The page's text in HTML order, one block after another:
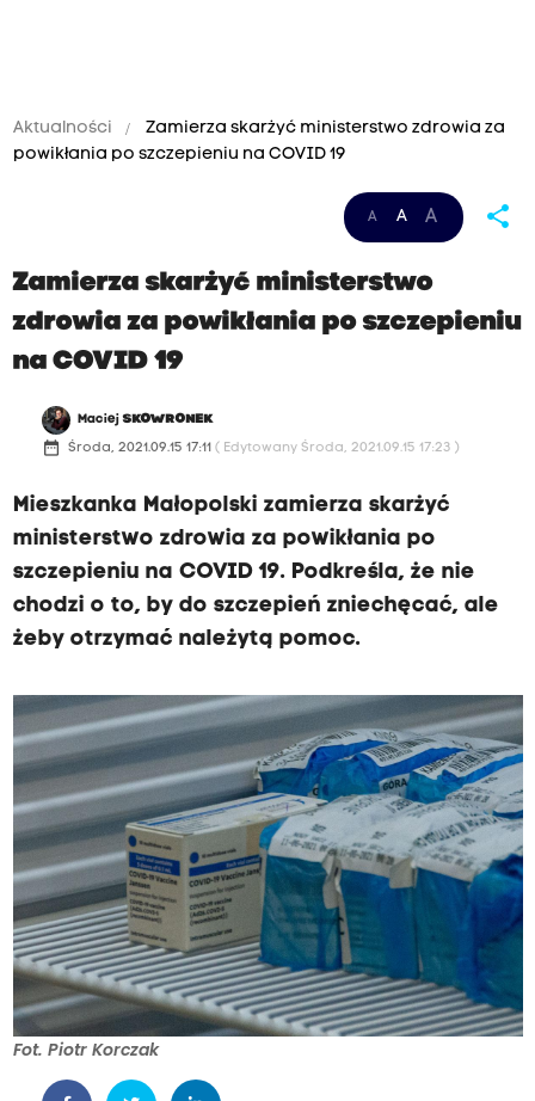
Aktualności
Zamierza skarżyć ministerstwo zdrowia za
powikłania po szczepieniu na COVID 19
A A A share
Zamierza skarżyć ministerstwo
zdrowia za powikłania po szczepieniu
na COVID 19
MaciejSKOWRONEK
date_range Środa, 2021.09.15 17:11 ( Edytowany Środa, 2021.09.15 17:23 )
Mieszkanka Małopolski zamierza skarżyć
ministerstwo zdrowia za powikłania po
szczepieniu na COVID 19. Podkreśla, że nie
chodzi o to, by do szczepień zniechęcać, ale
żeby otrzymać należytą pomoc.
Fot. Piotr Korczak